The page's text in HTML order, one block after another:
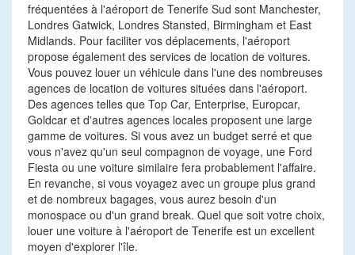
fréquentées à l'aéroport de Tenerife Sud sont Manchester,
Londres Gatwick, Londres Stansted, Birmingham et East
Midlands. Pour faciliter vos déplacements, l'aéroport
propose également des services de location de voitures.
Vous pouvez louer un véhicule dans l'une des nombreuses
agences de location de voitures situées dans l'aéroport.
Des agences telles que Top Car, Enterprise, Europcar,
Goldcar et d'autres agences locales proposent une large
gamme de voitures. Si vous avez un budget serré et que
vous n'avez qu'un seul compagnon de voyage, une Ford
Fiesta ou une voiture similaire fera probablement l'affaire.
En revanche, si vous voyagez avec un groupe plus grand
et de nombreux bagages, vous aurez besoin d'un
monospace ou d'un grand break. Quel que soit votre choix,
louer une voiture à l'aéroport de Tenerife est un excellent
moyen d'explorer l'île.